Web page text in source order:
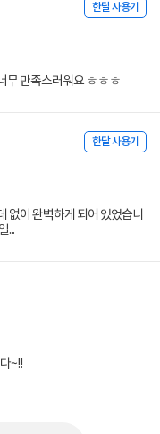
한달 사용기
무 만족스러워요 ㅎㅎㅎ
한달 사용기
없이 완벽하게 되어 있었습니
...
~!!